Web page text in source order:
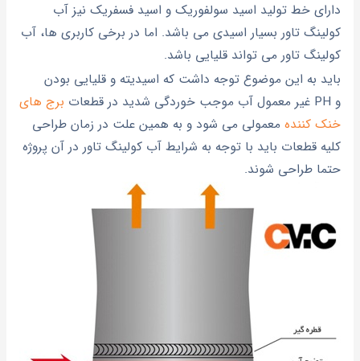
دارای خط تولید اسید سولفوریک و اسید فسفریک نیز آب
کولینگ تاور بسیار اسیدی می باشد. اما در برخی کاربری ها، آب
کولینگ تاور می تواند قلیایی باشد.
باید به این موضوع توجه داشت که اسیدیته و قلیایی بودن
و PH غیر معمول آب موجب خوردگی شدید در قطعات
برج های
خنک کننده معمولی می شود و به همین علت در زمان طراحی
کلیه قطعات باید با توجه به شرایط آب کولینگ تاور در آن پروژه
حتما طراحی شوند.